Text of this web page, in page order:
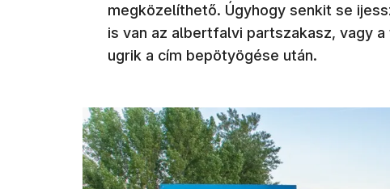
megközelíthető. Úgyhogy senkit se
is van az albertfalvi partszakasz, vagy
ugrik a cím bepötyögése után.